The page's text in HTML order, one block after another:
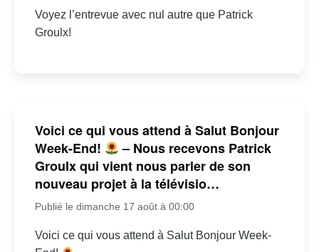
Voyez l’entrevue avec nul autre que Patrick
Groulx!
Voici ce qui vous attend à Salut Bonjour
Week-End!
– Nous recevons Patrick
Groulx qui vient nous parler de son
nouveau projet à la télévisio…
Publié le dimanche 17 août à 00:00
Voici ce qui vous attend à Salut Bonjour Week-